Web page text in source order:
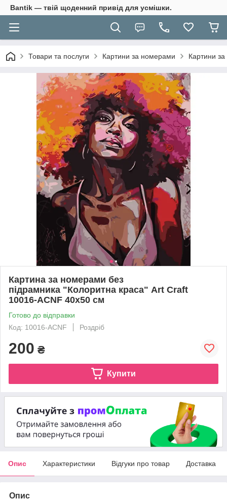
Bantik — твій щоденний привід для усмішки.
Товари та послуги Картини за номерами Картини
Картина за номерами без
підрамника "Колоритна краса" Art Craft
10016-ACNF 40х50 см
Готово до відправки
Код: 10016-ACNF
Роздріб
200 ₴
Купити
Опис Характеристики Відгуки про товар Доставка
Опис